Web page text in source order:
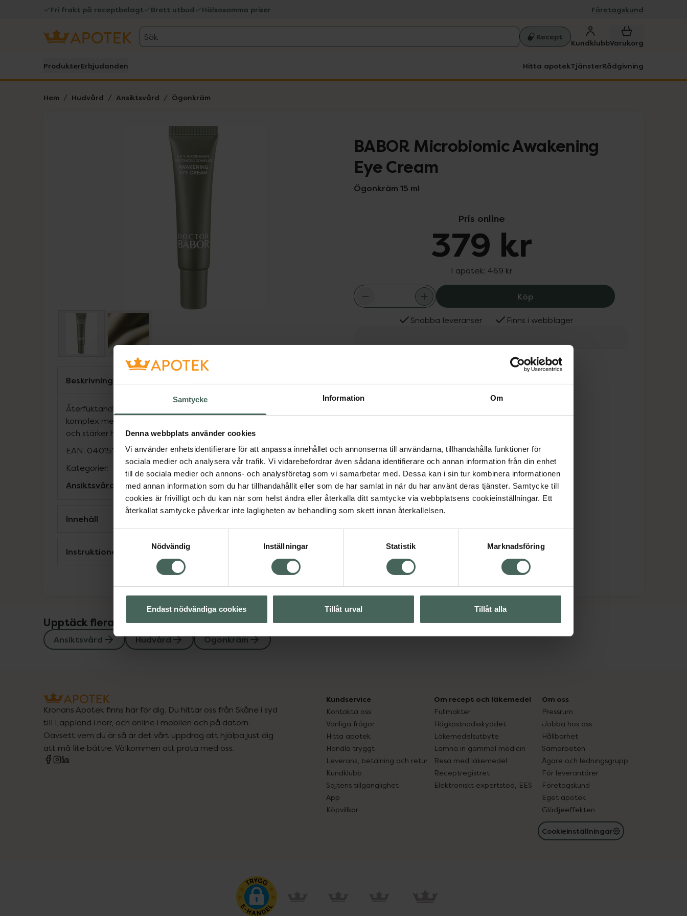
Samtycke Information Om
Denna webbplats använder cookies
Vi använder enhetsidentifierare för att anpassa innehållet och annonserna till användarna, tillhandahålla funktioner för
sociala medier och analysera vår trafik. Vi vidarebefordrar även sådana identifierare och annan information från din enhet
till de sociala medier och annons- och analysföretag som vi samarbetar med. Dessa kan i sin tur kombinera informationen
med annan information som du har tillhandahållit eller som de har samlat in när du har använt deras tjänster. Samtycke till
cookies är frivilligt och du kan när som helst ändra eller återkalla ditt samtycke via webbplatsens cookieinställningar. Ett
återkallat samtycke påverkar inte lagligheten av behandling som skett innan återkallelsen.
Nödvändig
Inställningar Statistik Marknadsföring
Endast nödvändiga cookies Tillåt urval Tillåt alla
Fri frakt på receptbelagt Brett utbud Hälsosamma priser Företagskund
Sök Recept
KundklubbVarukorg
ProdukterErbjudanden Hitta apotekTjänsterRådgivning
Hem Hudvård Ansiktsvård Ögonkräm
Lista: . Innehåller 2 objekt.
BABOR Microbiomic Awakening
Eye Cream
Ögonkräm 15 ml
Pris online
379 kr
I apotek: 469 kr
Köp BABOR Microbiomic Awakening Eye
Snabba leveranser Finns i webblager
Beskrivning
Återfuktande och snabbabsorberande ögonkräm med aktivt
komplex med post-biotiska ferment och aloe vera som återfuktar
och stärker hudens naturliga lyster.
EAN: 04015165373681
Kategorier:
Ansiktsvård HudvårdÖgonkräm
Innehåll
Instruktioner Visa
Upptäck flera produkter inom
Ansiktsvård Hudvård Ögonkräm
Kronans Apotek finns här för dig. Du hittar oss från Skåne i syd
till Lappland i norr, och online i mobilen och på datorn.
Oavsett vem du är så är det vårt uppdrag att hjälpa just dig
att må lite bättre. Välkommen att prata med oss.
Kundservice
Kontakta oss
Vanliga frågor
Hitta apotek
Handla tryggt
Leverans, betalning och retur
Kundklubb
Sajtens tillgänglighet
App
Köpvillkor
Om recept och läkemedel
Fullmakter
Högkostnadsskyddet
Läkemedelsutbyte
Lämna in gammal medicin
Resa med läkemedel
Receptregistret
Elektroniskt expertstöd, EES
Om oss
Pressrum
Jobba hos oss
Hållbarhet
Samarbeten
Ägare och ledningsgrupp
För leverantörer
Företagskund
Eget apotek
Glädjeeffekten
Cookieinställningar